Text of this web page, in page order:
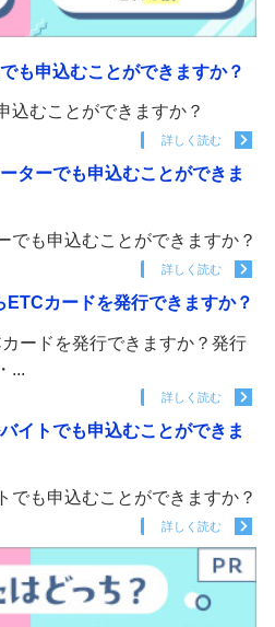
も申込むことができますか？
込むことができますか？
詳しく読む
ターでも申込むことができま
でも申込むことができますか？
詳しく読む
カードを発行できますか？
ードを発行できますか？発行
...
詳しく読む
イトでも申込むことができま
でも申込むことができますか？
詳しく読む